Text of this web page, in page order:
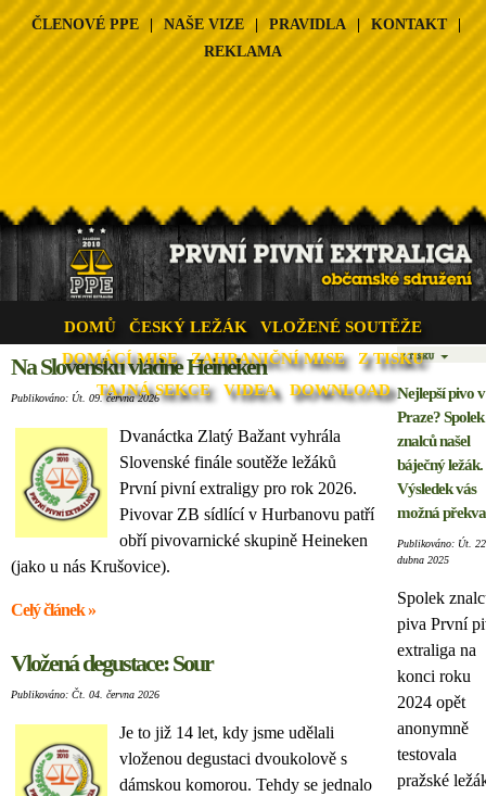
ČLENOVÉ PPE | NAŠE VIZE | PRAVIDLA | KONTAKT |
REKLAMA
DOMŮ ČESKÝ LEŽÁK
VLOŽENÉ SOUTĚŽE
DOMÁCÍ MISE
ZAHRANIČNÍ MISE
Z TISKU
TAJNÁ SEKCE
VIDEA DOWNLOAD
Na Slovensku vládne Heineken
Publikováno: Út. 09. června 2026
Dvanáctka Zlatý Bažant vyhrála
Slovenské finále soutěže ležáků
První pivní extraligy pro rok 2026.
Pivovar ZB sídlící v Hurbanovu patří
obří pivovarnické skupině Heineken
(jako u nás Krušovice).
Celý článek »
Vložená degustace: Sour
Publikováno: Čt. 04. června 2026
Je to již 14 let, kdy jsme udělali
vloženou degustaci dvoukolově s
dámskou komorou. Tehdy se jednalo
Nejlepší pivo v
Praze? Spolek
znalců našel
báječný ležák.
Výsledek vás
možná
Publikováno: Út.
dubna 2025
Spolek
piva První
extraliga na
konci roku
2024 opět
anonymně
testovala
pražské